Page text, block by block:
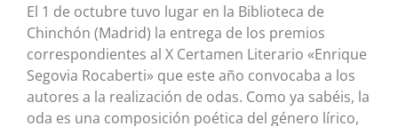
El 1 de octubre tuvo lugar en la Biblioteca de
Chinchón (Madrid) la entrega de los premios
correspondientes al X Certamen Literario «Enrique
Segovia Rocaberti» que este año convocaba a los
autores a la realización de odas. Como ya sabéis, la
oda es una composición poética del género lírico,